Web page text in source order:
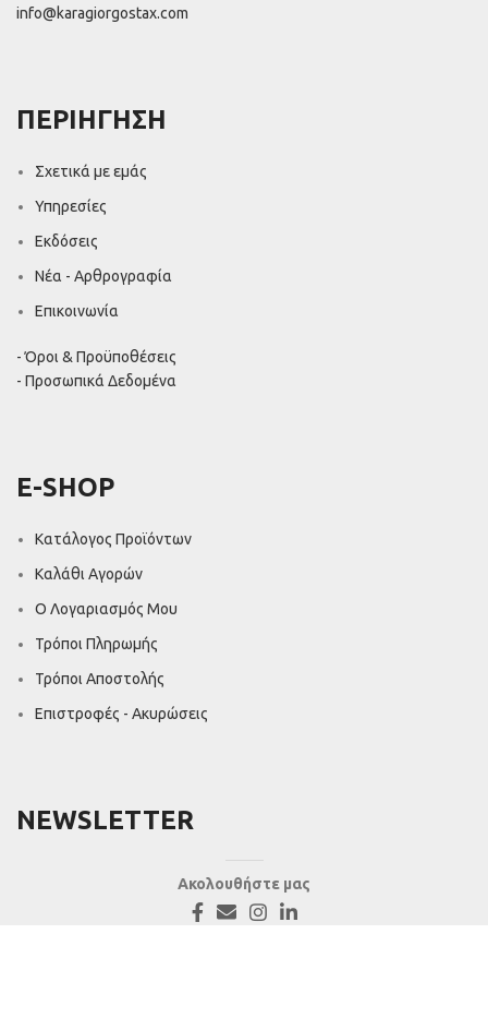
info@karagiorgostax.com
ΠΕΡΙΗΓΗΣΗ
Σχετικά με εμάς
Υπηρεσίες
Εκδόσεις
Νέα - Αρθρογραφία
Επικοινωνία
- Όροι & Προϋποθέσεις
- Προσωπικά Δεδομένα
E-SHOP
Κατάλογος Προϊόντων
Καλάθι Αγορών
Ο Λογαριασμός Μου
Τρόποι Πληρωμής
Τρόποι Αποστολής
Επιστροφές - Ακυρώσεις
NEWSLETTER
Ακολουθήστε μας